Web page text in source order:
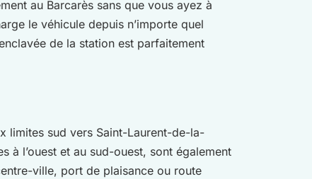
au Barcarès sans que vous ayez à
le véhicule depuis n’importe quel
de la station est parfaitement
limites sud vers Saint-Laurent-de-la-
à l’ouest et au sud-ouest, sont également
ville, port de plaisance ou route